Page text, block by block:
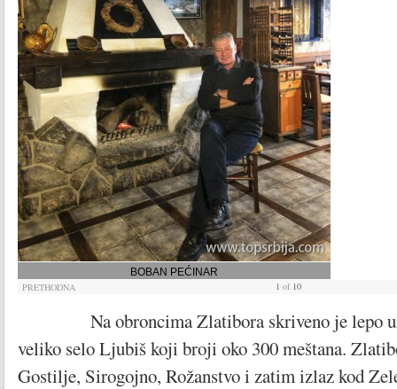
BOBAN PEĆINAR
PRETHODNA 1 of 10
Na obroncima Zlatibora skriveno je lepo
veliko selo Ljubiš koji broji oko 300 meštana.
Gostilje, Sirogojno, Rožanstvo i zatim izlaz kod